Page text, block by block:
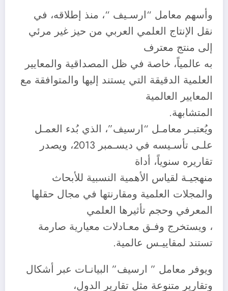
وأسهم معامل “ارسـيف “، منذ إطلاقه، في
نقل الإنتاج العلمي العربي من حيز غير مرئي
إلى منتج معترف
به عالمياً، خاصة في ظل المصداقية والمعايير
العلمية الدقيقة التي يستند إليها والمتوافقة مع
المعايير العالمية
المتشابهة.
ويُعتبـر معامـل “ارسيف”، الذي بُدء العمـل
علـى تأسـيسه في ديسـمبر 2013، ويصدر
تقاريره سنوياً، أداة
منهجيـة لقياس الأهمية النسبية للأبحاث
والمجلات العلمية ومقارنتها في مجال حقلها
المعرفي وحجم تأثيرها العلمي
، ويستخرج وفـق معـادلات معيارية صارمة
تستند لمقاييـس عالمية.
ويوفر معامل ” ارسيف” البيانـات عبر أشكال
وتقارير متنوعة مثل تقارير الدول،